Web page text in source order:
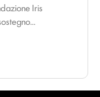
Iris